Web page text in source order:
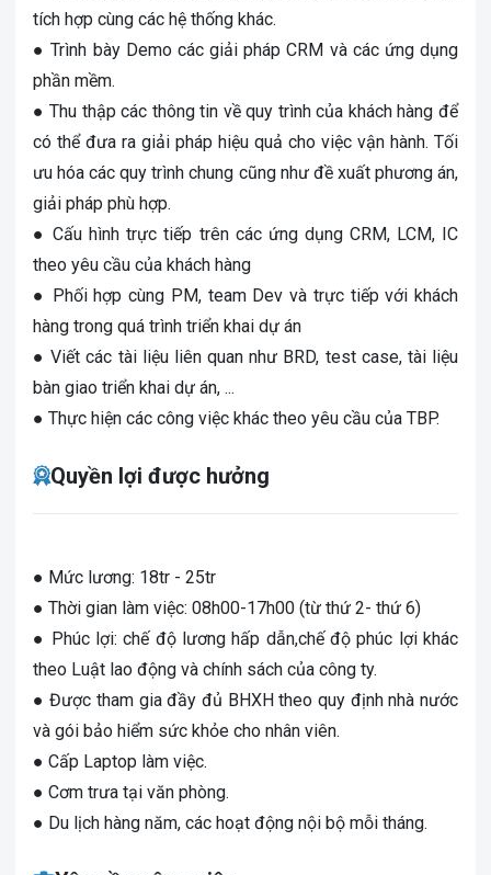
tích hợp cùng các hệ thống khác.
● Trình bày Demo các giải pháp CRM và các ứng dụng
phần mềm.
● Thu thập các thông tin về quy trình của khách hàng để
có thể đưa ra giải pháp hiệu quả cho việc vận hành. Tối
ưu hóa các quy trình chung cũng như đề xuất phương án,
giải pháp phù hợp.
● Cấu hình trực tiếp trên các ứng dụng CRM, LCM, IC
theo yêu cầu của khách hàng
● Phối hợp cùng PM, team Dev và trực tiếp với khách
hàng trong quá trình triển khai dự án
● Viết các tài liệu liên quan như BRD, test case, tài liệu
bàn giao triển khai dự án, ...
● Thực hiện các công việc khác theo yêu cầu của TBP.
Quyền lợi được hưởng
● Mức lương: 18tr - 25tr
● Thời gian làm việc: 08h00-17h00 (từ thứ 2- thứ 6)
● Phúc lợi: chế độ lương hấp dẫn,chế độ phúc lợi khác
theo Luật lao động và chính sách của công ty.
● Được tham gia đầy đủ BHXH theo quy định nhà nước
và gói bảo hiểm sức khỏe cho nhân viên.
● Cấp Laptop làm việc.
● Cơm trưa tại văn phòng.
● Du lịch hàng năm, các hoạt động nội bộ mỗi tháng.